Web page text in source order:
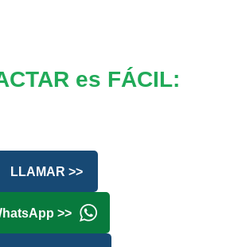
es FÁCIL:
LLAMAR >>
>>